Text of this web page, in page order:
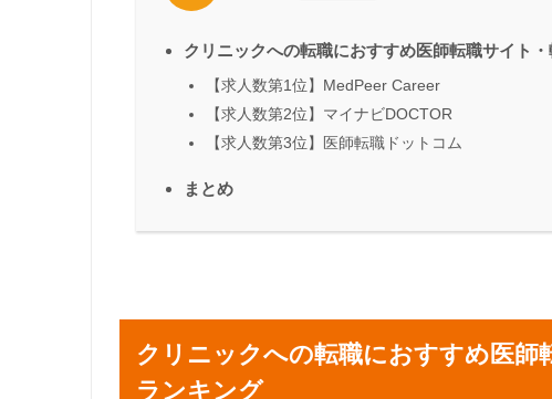
クリニックへの転職におすすめ医師転職サイト
【求人数第1位】MedPeer Career
【求人数第2位】マイナビDOCTOR
【求人数第3位】医師転職ドットコム
まとめ
クリニックへの転職におすすめ医師
ランキング